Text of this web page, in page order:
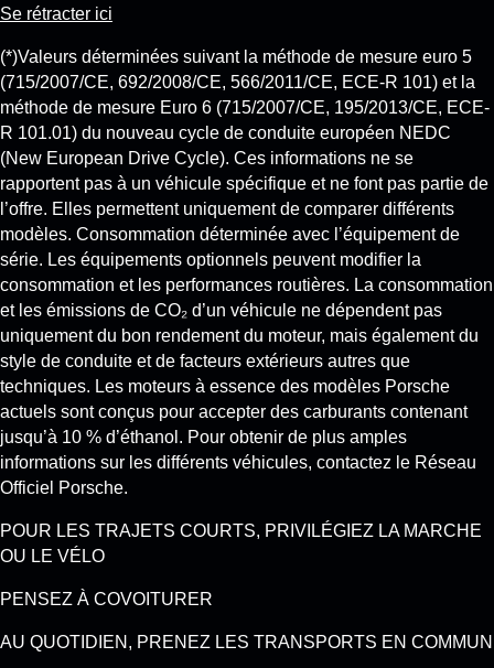
Se rétracter ici
(*)Valeurs déterminées suivant la méthode de mesure euro 5
(715/2007/CE, 692/2008/CE, 566/2011/CE, ECE-R 101) et la
méthode de mesure Euro 6 (715/2007/CE, 195/2013/CE, ECE-
R 101.01) du nouveau cycle de conduite européen NEDC
(New European Drive Cycle). Ces informations ne se
rapportent pas à un véhicule spécifique et ne font pas partie de
l’offre. Elles permettent uniquement de comparer différents
modèles. Consommation déterminée avec l’équipement de
série. Les équipements optionnels peuvent modifier la
consommation et les performances routières. La consommation
et les émissions de CO₂ d’un véhicule ne dépendent pas
uniquement du bon rendement du moteur, mais également du
style de conduite et de facteurs extérieurs autres que
techniques. Les moteurs à essence des modèles Porsche
actuels sont conçus pour accepter des carburants contenant
jusqu’à 10 % d’éthanol. Pour obtenir de plus amples
informations sur les différents véhicules, contactez le Réseau
Officiel Porsche.
POUR LES TRAJETS COURTS, PRIVILÉGIEZ LA MARCHE
OU LE VÉLO
PENSEZ À COVOITURER
AU QUOTIDIEN, PRENEZ LES TRANSPORTS EN COMMUN